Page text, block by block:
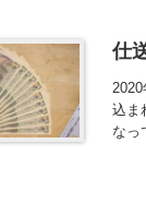
仕
込ま
なっ